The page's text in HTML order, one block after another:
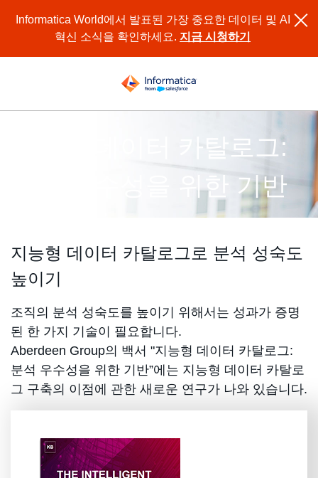
Informatica World에서 발표된 가장 중요한 데이터 및 AI
혁신 소식을 확인하세요. 지금 시청하기
지능형 데이터 카탈로그:
분석 우수성을 위한 기반
지능형 데이터 카탈로그로 분석 성숙도
높이기
조직의 분석 성숙도를 높이기 위해서는 성과가 증명
된 한 가지 기술이 필요합니다.
Aberdeen Group의 백서 "지능형 데이터 카탈로그:
분석 우수성을 위한 기반”에는 지능형 데이터 카탈로
그 구축의 이점에 관한 새로운 연구가 나와 있습니다.